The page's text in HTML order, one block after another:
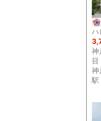
ハ
神
目
神
駅